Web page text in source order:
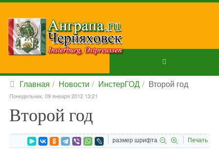
Главная Новости ИнстерГОД Второй год
Понедельник, 09 января 2012 13:21
Второй год
размер шрифта Печать